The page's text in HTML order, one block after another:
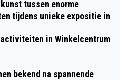
IN
tussen enorme
tijdens unieke expositie in
in Winkelcentrum
bekend na spannende